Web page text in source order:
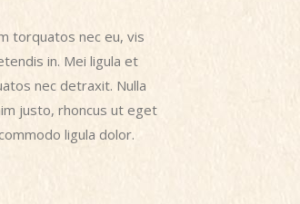
torquatos nec eu, vis
in. Mei ligula et
nec detraxit. Nulla
justo, rhoncus ut eget
ligula dolor.